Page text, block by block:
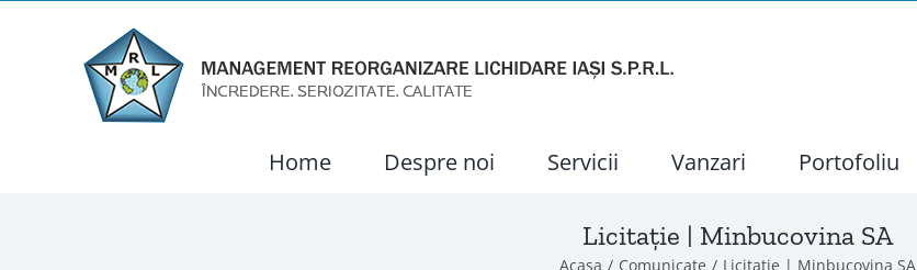
Home Despre noi Servicii Vanzari Portofoliu
Licitație | Minbucovina SA
Acasa Comunicate Licitație | Minbucovina SA